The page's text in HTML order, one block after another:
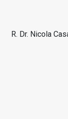
R. Dr. Nicola